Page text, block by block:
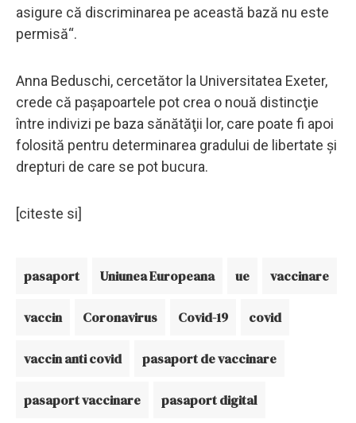
asigure că discriminarea pe această bază nu este
permisă“.
Anna Beduschi, cercetător la Universitatea Exeter,
crede că paşapoartele pot crea o nouă distincţie
între indivizi pe baza sănătăţii lor, care poate fi apoi
folosită pentru determinarea gradului de libertate şi
drepturi de care se pot bucura.
[citeste si]
pasaport Uniunea Europeana ue vaccinare
vaccin Coronavirus Covid-19 covid
vaccin anti covid pasaport de vaccinare
pasaport vaccinare pasaport digital